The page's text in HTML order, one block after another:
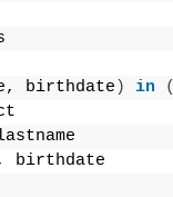
birthdate ) in
(
birthdate